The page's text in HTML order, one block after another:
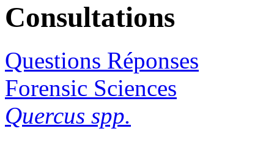
Consultations
Questions Réponses
Forensic Sciences
Quercus spp.